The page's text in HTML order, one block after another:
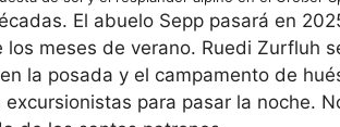
El abuelo Sepp pasará en
meses de verano. Ruedi Zurfluh
la posada y el campamento de
para pasar la noche.